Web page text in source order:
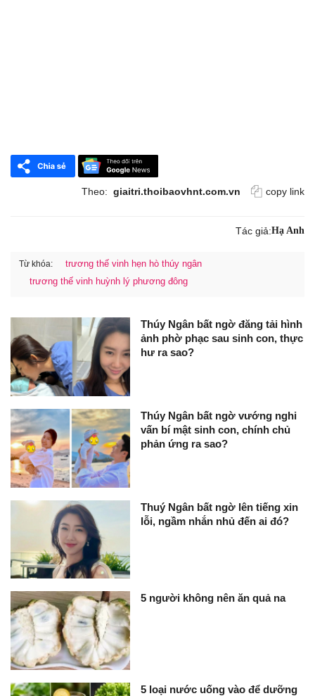
Theo: giaitri.thoibaovhnt.com.vn copy link
Tác giả:Hạ Anh
Từ khóa:
trương thế vinh hẹn hò thúy ngân
trương thế vinh huỳnh lý phương đông
Thúy Ngân bất ngờ đăng tải hình
ảnh phờ phạc sau sinh con, thực
hư ra sao?
Thúy Ngân bất ngờ vướng nghi
vấn bí mật sinh con, chính chủ
phản ứng ra sao?
Thuý Ngân bất ngờ lên tiếng xin
lỗi, ngầm nhắn nhủ đến ai đó?
5 người không nên ăn quả na
5 loại nước uống vào để dưỡng